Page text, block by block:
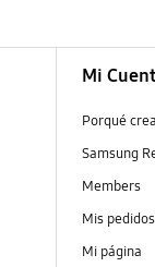
Mi
Porqué
Samsung
Members
Mis pedidos
Mi página